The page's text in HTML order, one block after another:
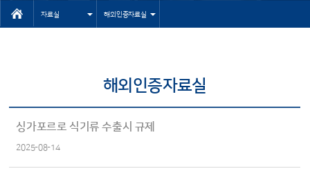
자료실
상담
고객센터
NEP/NET헬
해외인증자료실
유용한 사이
기타 자료실
해외인증자료실
싱가포르로 식기류 수출시 규제
2025-08-14